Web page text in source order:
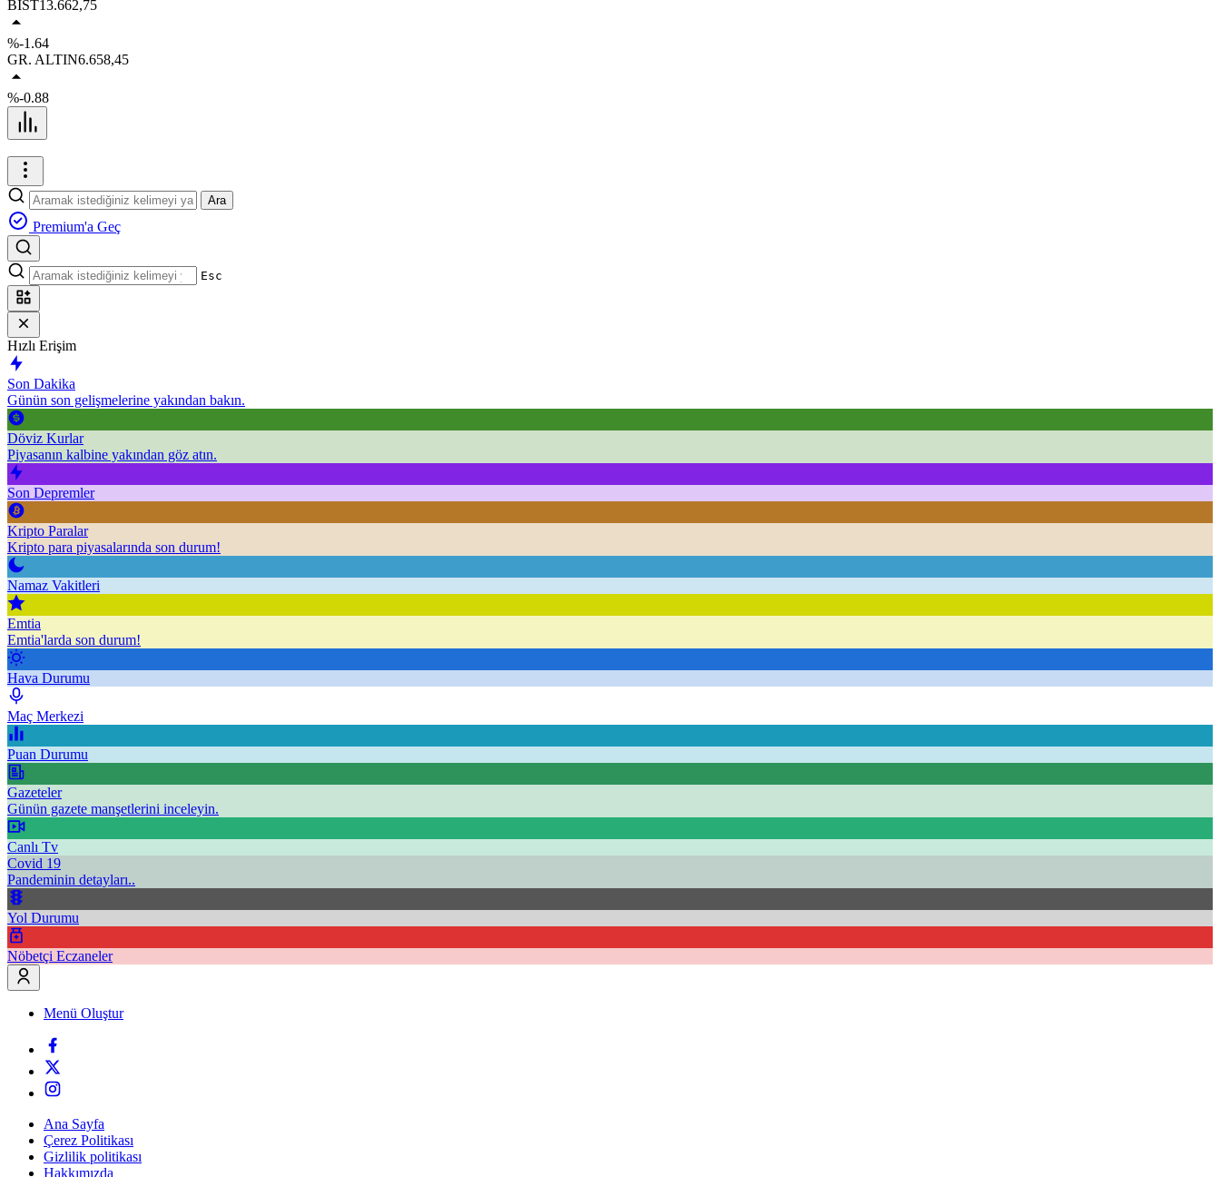
BIST13.662,75
%-1.64
GR. ALTIN6.658,45
%-0.88
Ara
Premium'a Geç
Esc
Hızlı Erişim
Son Dakika
Günün son gelişmelerine yakından bakın.
Döviz Kurlar
Piyasanın kalbine yakından göz atın.
Son Depremler
Kripto Paralar
Kripto para piyasalarında son durum!
Namaz Vakitleri
Emtia
Emtia'larda son durum!
Hava Durumu
Maç Merkezi
Puan Durumu
Gazeteler
Günün gazete manşetlerini inceleyin.
Canlı Tv
Covid 19
Pandeminin detayları..
Yol Durumu
Nöbetçi Eczaneler
Menü Oluştur
Ana Sayfa
Çerez Politikası
Gizlilik politikası
Hakkımızda